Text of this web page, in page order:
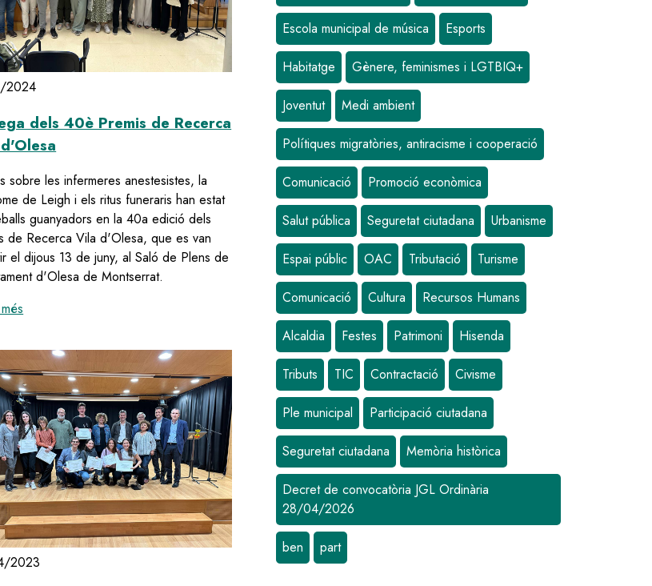
dels Premis de Recerca Vila d'Olesa
2024
dels 40è Premis de Recerca
sobre les infermeres anestesistes, la
de Leigh i els ritus funeraris han estat
guanyadors en la 40a edició dels
de Recerca Vila d'Olesa, que es van
el dijous 13 de juny, al Saló de Plens de
d'Olesa de Montserrat.
Entrega dels 40è Premis de Recerca Vila d'Olesa
2023
Escola municipal de música Esports
Habitatge Gènere, feminismes i LGTBIQ+
Joventut Medi ambient
Polítiques migratòries, antiracisme i cooperació
Comunicació Promoció econòmica
Salut pública Seguretat ciutadana Urbanisme
Espai públic OAC Tributació Turisme
Comunicació Cultura Recursos Humans
Alcaldia Festes Patrimoni Hisenda
Tributs TIC Contractació Civisme
Ple municipal Participació ciutadana
Seguretat ciutadana Memòria històrica
Decret de convocatòria JGL Ordinària
28/04/2026
ben part